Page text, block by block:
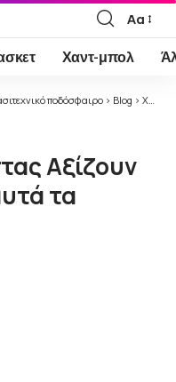
Font
Resizer
Αα
Χαντ-μπολ
ποδόσφαιρο > Blog > Χωρίς κατηγορία
Αξίζουν
τα